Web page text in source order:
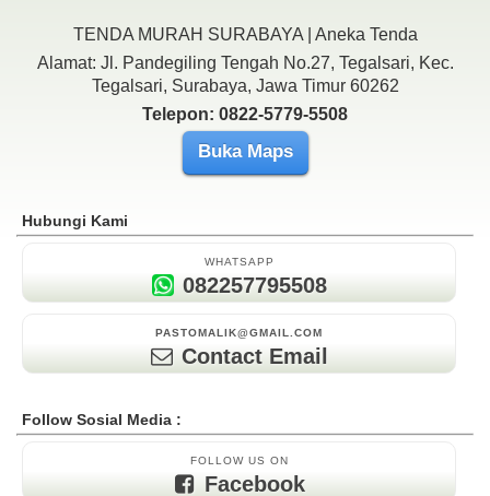
TENDA MURAH SURABAYA | Aneka Tenda
Alamat: Jl. Pandegiling Tengah No.27, Tegalsari, Kec.
Tegalsari, Surabaya, Jawa Timur 60262
Telepon: 0822-5779-5508
Buka Maps
Hubungi Kami
WHATSAPP
082257795508
PASTOMALIK@GMAIL.COM
Contact Email
Follow Sosial Media :
FOLLOW US ON
Facebook